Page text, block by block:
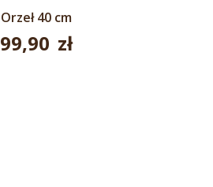
Orzeł 40 cm
99,90 zł